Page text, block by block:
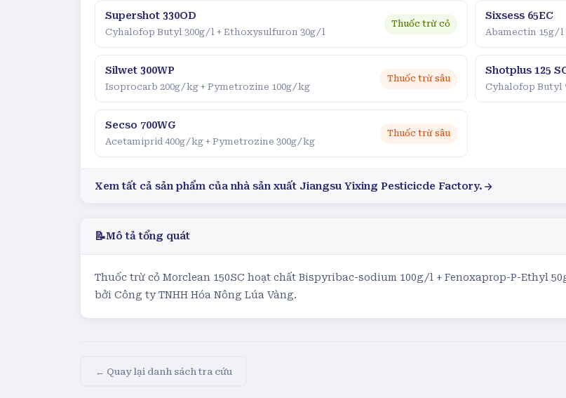
Supershot 330OD
Cyhalofop Butyl 300g/l + Ethoxysulfuron 30g/l
Thuốc trừ cỏ
Sixsess 65EC
Abamectin 15g/l
Silwet 300WP
Isoprocarb 200g/kg + Pymetrozine 100g/kg
Thuốc trừ sâu
Shotplus 125
Cyhalofop Butyl
Secso 700WG
Acetamiprid 400g/kg + Pymetrozine 300g/kg
Thuốc trừ sâu
Xem tất cả sản phẩm của nhà sản xuất Jiangsu Yixing Pesticicde Factory.
📝Mô tả tổng quát
Thuốc trừ cỏ Morclean 150SC hoạt chất Bispyribac-sodium 100g/l + Fenoxaprop-P-Ethyl
bởi Công ty TNHH Hóa Nông Lúa Vàng.
← Quay lại danh sách tra cứu